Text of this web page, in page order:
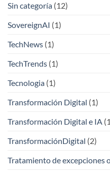
Sin categoría (12)
SovereignAI (1)
TechNews (1)
TechTrends (1)
Tecnologia (1)
Transformación Digital (1)
Transformación Digital e IA
TransformaciónDigital (2)
Tratamiento de excepciones